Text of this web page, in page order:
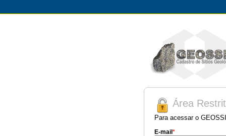
Área
Para acessar o
E-mail